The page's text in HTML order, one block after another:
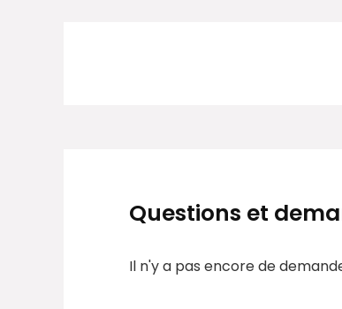
Questions et
Il n'y a pas encore de